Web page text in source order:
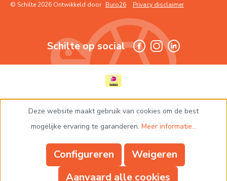
© Schilte 2026 Ontwikkeld door Buro26 Privacy disclaimer
Schilte op social
Deze website maakt gebruik van cookies om de best
mogelijke ervaring te garanderen. Meer informatie...
Weigeren
Configureren
Aanvaard alle cookies